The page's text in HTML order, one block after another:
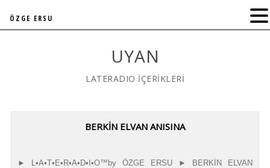
UYAN
LATERADIO İÇERİKLERİ
BERKIN ELVAN ANISINA
► L•A•T•E•R•A•D•I•O™by ÖZGE ERSU ► BERKİN ELVAN
ÖZGE ERSU